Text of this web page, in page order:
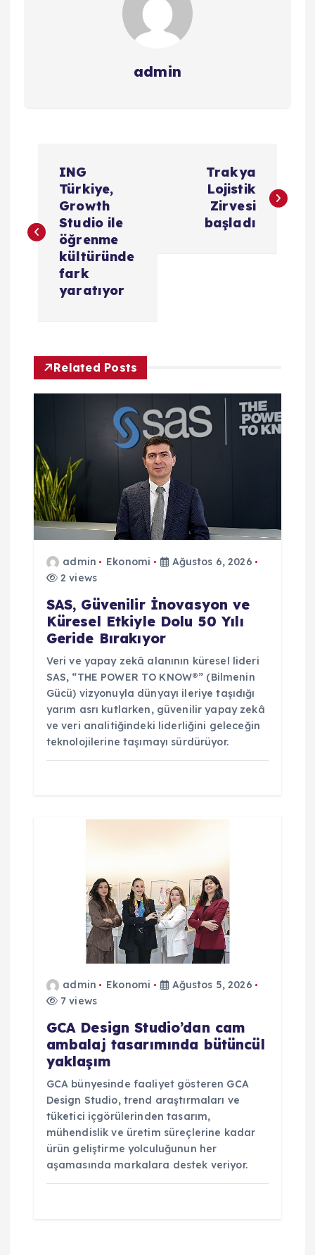
admin
z
z
n
m
e
s
ING
Türkiye,
Growth
Studio ile
öğrenme
kültüründe
fark
yaratıyor
Trakya
Lojistik
Zirvesi
başladı
Related Posts
admin Ekonomi
Ağustos 6, 2026
2 views
SAS, Güvenilir İnovasyon ve
Küresel Etkiyle Dolu 50 Yılı
Geride Bırakıyor
Veri ve yapay zekâ alanının küresel lideri
SAS, “THE POWER TO KNOW®” (Bilmenin
Gücü) vizyonuyla dünyayı ileriye taşıdığı
yarım asrı kutlarken, güvenilir yapay zekâ
ve veri analitiğindeki liderliğini geleceğin
teknolojilerine taşımayı sürdürüyor.
admin Ekonomi
Ağustos 5, 2026
7 views
GCA Design Studio’dan cam
ambalaj tasarımında bütüncül
yaklaşım
GCA bünyesinde faaliyet gösteren GCA
Design Studio, trend araştırmaları ve
tüketici içgörülerinden tasarım,
mühendislik ve üretim süreçlerine kadar
ürün geliştirme yolculuğunun her
aşamasında markalara destek veriyor.